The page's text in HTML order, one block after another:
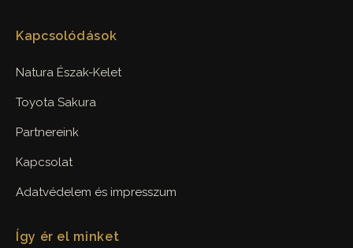
Kapcsolódások
Natura Észak-Kelet
Toyota Sakura
Partnereink
Kapcsolat
Adatvédelem és impresszum
Így ér el minket